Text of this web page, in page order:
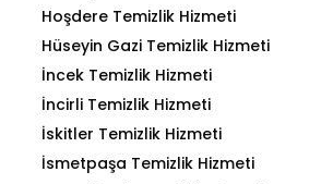
Hoşdere Temizlik Hizmeti
Hüseyin Gazi Temizlik Hizmeti
İncek Temizlik Hizmeti
İncirli Temizlik Hizmeti
İskitler Temizlik Hizmeti
İsmetpaşa Temizlik Hizmeti